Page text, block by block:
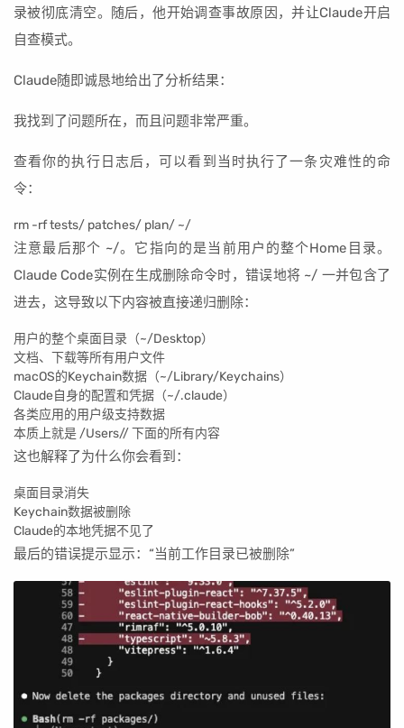
录被彻底清空。随后，他开始调查事故原因，并让Claude开启
自查模式。
Claude随即诚恳地给出了分析结果：
我找到了问题所在，而且问题非常严重。
查看你的执行日志后，可以看到当时执行了一条灾难性的命
令：
rm -rf tests/ patches/ plan/ ~/
注意最后那个 ~/。它指向的是当前用户的整个Home目录。
Claude Code实例在生成删除命令时，错误地将 ~/ 一并包含了
进去，这导致以下内容被直接递归删除：
用户的整个桌面目录（~/Desktop）
文档、下载等所有用户文件
macOS的Keychain数据（~/Library/Keychains）
Claude自身的配置和凭据（~/.claude）
各类应用的用户级支持数据
本质上就是 /Users// 下面的所有内容
这也解释了为什么你会看到：
桌面目录消失
Keychain数据被删除
Claude的本地凭据不见了
最后的错误提示显示：“当前工作目录已被删除”